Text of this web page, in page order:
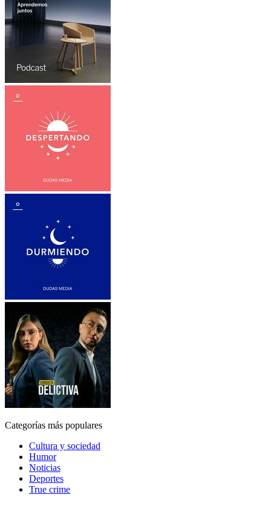
Categorías más populares
Cultura y sociedad
Humor
Noticias
Deportes
True crime